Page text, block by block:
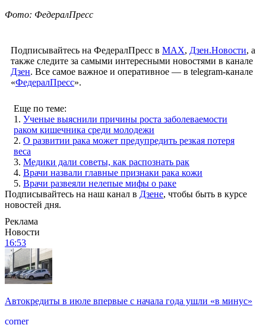
Фото: ФедералПресс
Подписывайтесь на ФедералПресс в МАХ, Дзен.Новости, а
также следите за самыми интересными новостями в канале
Дзен. Все самое важное и оперативное — в telegram-канале
«ФедералПресс».
Еще по теме:
1. Ученые выяснили причины роста заболеваемости
раком кишечника среди молодежи
2. О развитии рака может предупредить резкая потеря
веса
3. Медики дали советы, как распознать рак
4. Врачи назвали главные признаки рака кожи
5. Врачи развеяли нелепые мифы о раке
Подписывайтесь на наш канал в Дзене, чтобы быть в курсе
новостей дня.
Реклама
Новости
16:53
Автокредиты в июле впервые с начала года ушли «в минус»
corner